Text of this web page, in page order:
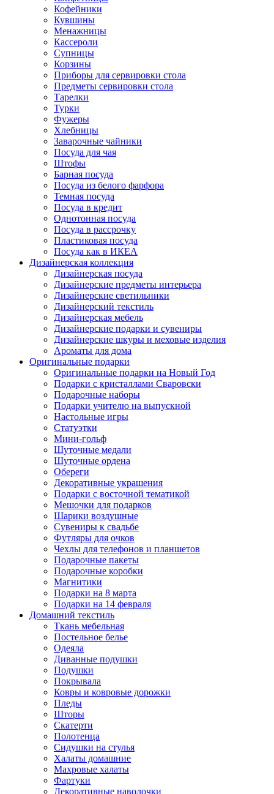
Кофейники
Кувшины
Менажницы
Кассероли
Супницы
Корзины
Приборы для сервировки стола
Предметы сервировки стола
Тарелки
Турки
Фужеры
Хлебницы
Заварочные чайники
Посуда для чая
Штофы
Барная посуда
Посуда из белого фарфора
Темная посуда
Посуда в кредит
Однотонная посуда
Посуда в рассрочку
Пластиковая посуда
Посуда как в ИКЕА
Дизайнерская коллекция
Дизайнерская посуда
Дизайнерские предметы интерьера
Дизайнерские светильники
Дизайнерский текстиль
Дизайнерская мебель
Дизайнерские подарки и сувениры
Дизайнерские шкуры и меховые изделия
Ароматы для дома
Оригинальные подарки
Оригинальные подарки на Новый Год
Подарки с кристаллами Сваровски
Подарочные наборы
Подарки учителю на выпускной
Настольные игры
Статуэтки
Мини-гольф
Шуточные медали
Шуточные ордена
Обереги
Декоративные украшения
Подарки с восточной тематикой
Мешочки для подарков
Шарики воздушные
Сувениры к свадьбе
Футляры для очков
Чехлы для телефонов и планшетов
Подарочные пакеты
Подарочные коробки
Магнитики
Подарки на 8 марта
Подарки на 14 февраля
Домашний текстиль
Ткань мебельная
Постельное белье
Одеяла
Диванные подушки
Подушки
Покрывала
Ковры и ковровые дорожки
Пледы
Шторы
Скатерти
Полотенца
Сидушки на стулья
Халаты домашние
Махровые халаты
Фартуки
Декоративные наволочки